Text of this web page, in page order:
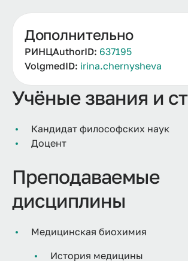
Учёные звания и
Кандидат философских наук
Доцент
Преподаваемые
дисциплины
Медицинская биохимия
История медицины
Дополнительно
РИНЦAuthorID: 637195
VolgmedID: irina.chernysheva